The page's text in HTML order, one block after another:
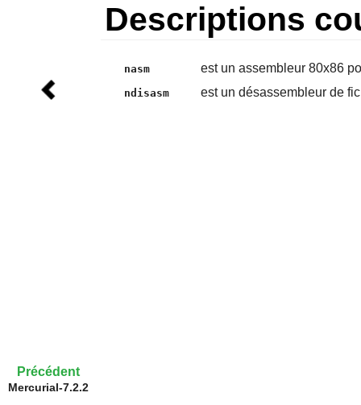
Descriptions
nasm est un assembleur 80x86
ndisasm est un désassembleur de
Précédent
Mercurial-7.2.2